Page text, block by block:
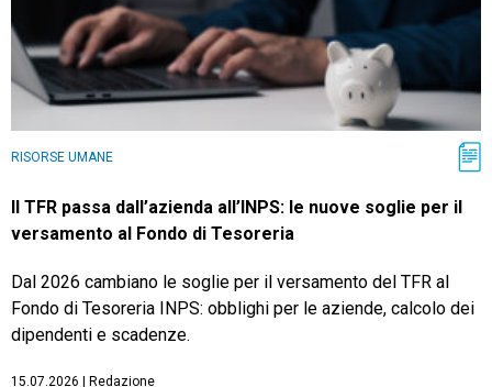
RISORSE UMANE
Il TFR passa dall’azienda all’INPS: le nuove soglie per il
versamento al Fondo di Tesoreria
Dal 2026 cambiano le soglie per il versamento del TFR al
Fondo di Tesoreria INPS: obblighi per le aziende, calcolo dei
dipendenti e scadenze.
15.07.2026 Redazione